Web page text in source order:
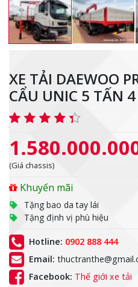
XE TẢI DAEWOO
CẨU UNIC 5 TẤN
(Giá chassis)
Khuyến mãi
Tặng bao da tay lái
Tặng định vị phù hiệu
Hotline: 0902 888 444
Email:
Facebook: Thế giới xe tải